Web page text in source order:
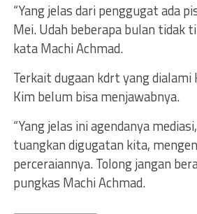
“Yang jelas dari penggugat ada
Mei. Udah beberapa bulan tidak
kata Machi Achmad.
Terkait dugaan kdrt yang dialami
Kim belum bisa menjawabnya.
“Yang jelas ini agendanya
tuangkan digugatan kita,
perceraiannya. Tolong jangan
pungkas Machi Achmad.